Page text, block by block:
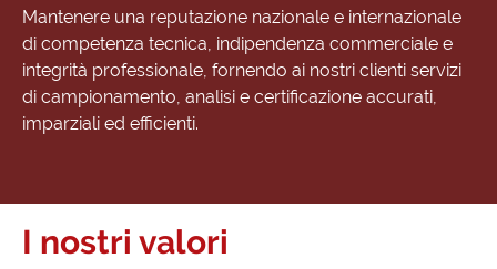
Mantenere una reputazione nazionale e internazionale
di competenza tecnica, indipendenza commerciale e
integrità professionale, fornendo ai nostri clienti servizi
di campionamento, analisi e certificazione accurati,
imparziali ed efficienti.
I nostri valori